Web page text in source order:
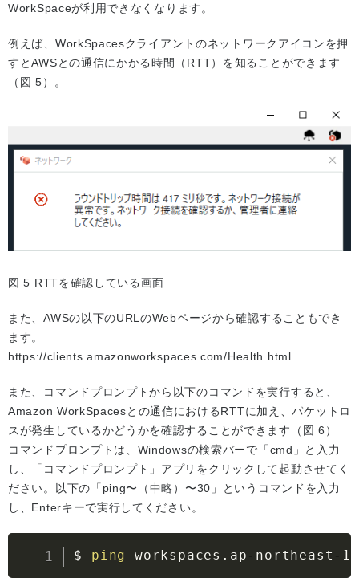
WorkSpaceが利用できなくなります。
例えば、WorkSpacesクライアントのネットワークアイコンを押
すとAWSとの通信にかかる時間（RTT）を知ることができます
（図 5）。
図 5 RTTを確認している画面
また、AWSの以下のURLのWebページから確認することもでき
ます。
https://clients.amazonworkspaces.com/Health.html
また、コマンドプロンプトから以下のコマンドを実行すると、
Amazon WorkSpacesとの通信におけるRTTに加え、パケットロ
スが発生しているかどうかを確認することができます（図 6）
コマンドプロンプトは、Windowsの検索バーで「cmd」と入力
し、「コマンドプロンプト」アプリをクリックして起動させてく
ださい。以下の「ping〜（中略）〜30」というコマンドを入力
し、Enterキーで実行してください。
$ ping workspaces.ap-northeast-